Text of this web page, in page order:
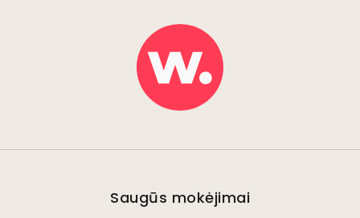
Saugūs mokėjimai